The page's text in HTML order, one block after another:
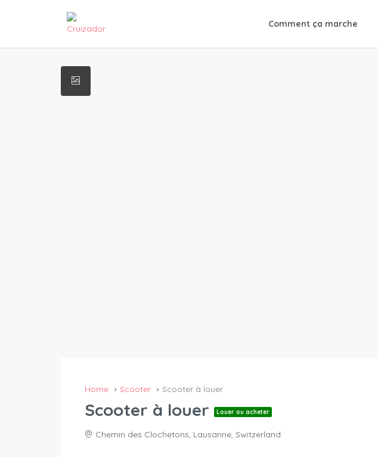
Comment ça marche
Home Scooter Scooter à louer
Scooter à louer Louer ou acheter
Chemin des Clochetons, Lausanne, Switzerland